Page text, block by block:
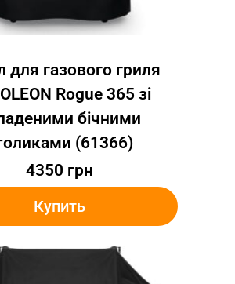
для газового гриля
Rogue 365 зі
бічними
(61366)
4350 грн
Купить